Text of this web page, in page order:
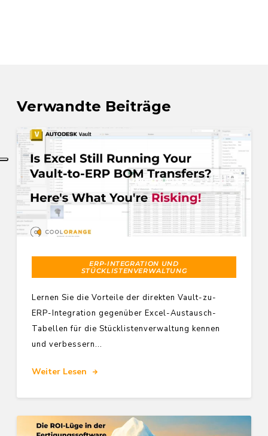
Verwandte Beiträge
ERP-INTEGRATION UND
STÜCKLISTENVERWALTUNG
Lernen Sie die Vorteile der direkten Vault-zu-
ERP-Integration gegenüber Excel-Austausch-
Tabellen für die Stücklistenverwaltung kennen
und verbessern...
Weiter Lesen